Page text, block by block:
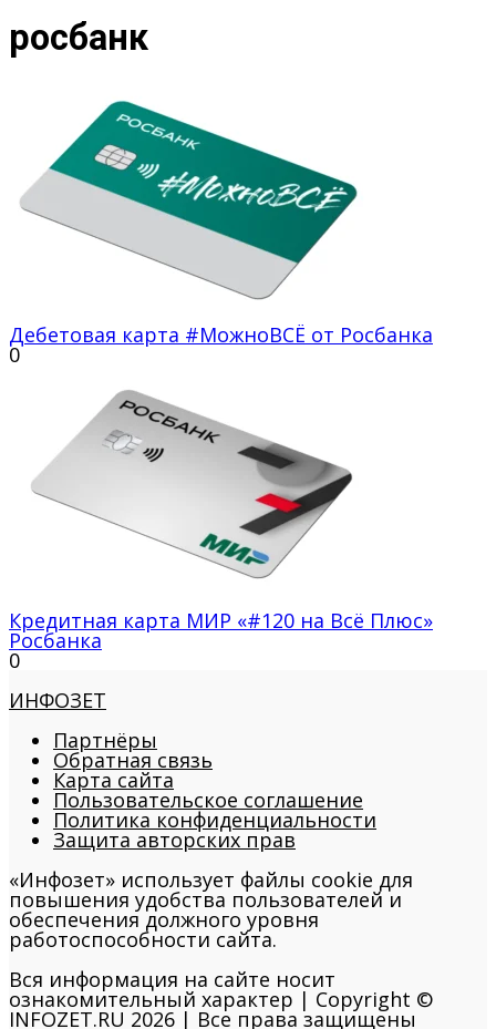
росбанк
Дебетовая карта #МожноВСЁ от Росбанка
0
Кредитная карта МИР «#120 на Всё Плюс»
Росбанка
0
ИНФОЗЕТ
Партнёры
Обратная связь
Карта сайта
Пользовательское соглашение
Политика конфиденциальности
Защита авторских прав
«Инфозет» использует файлы cookie для
повышения удобства пользователей и
обеспечения должного уровня
работоспособности сайта.
Вся информация на сайте носит
ознакомительный характер | Copyright ©
INFOZET.RU 2026 | Все права защищены